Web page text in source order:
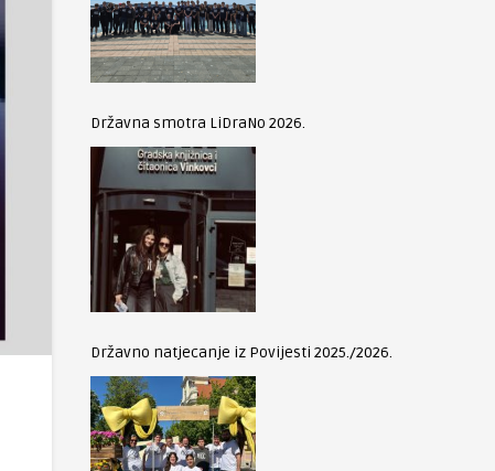
Državna smotra LiDraNo 2026.
Državno natjecanje iz Povijesti 2025./2026.